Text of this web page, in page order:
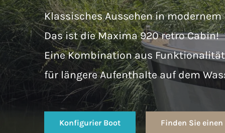
Klassisches Aussehen in modernem
Das ist die Maxima 920 retro Cabin!
Eine Kombination aus
für längere Aufenthalte auf dem
Konfigurier Boot Finden Sie